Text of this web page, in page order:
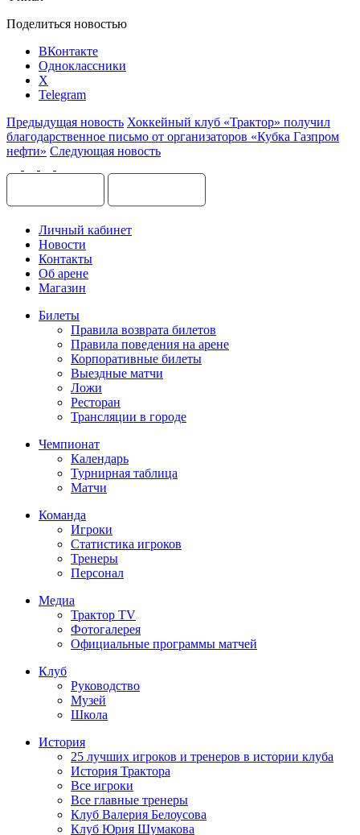
Поделиться новостью
ВКонтакте
Одноклассники
X
Telegram
Предыдущая новость Хоккейный клуб «Трактор» получил
благодарственное письмо от организаторов «Кубка Газпром
нефти» Следующая новость
Личный кабинет
Новости
Контакты
Об арене
Магазин
Билеты
Правила возврата билетов
Правила поведения на арене
Корпоративные билеты
Выездные матчи
Ложи
Ресторан
Трансляции в городе
Чемпионат
Календарь
Турнирная таблица
Матчи
Команда
Игроки
Статистика игроков
Тренеры
Персонал
Медиа
Трактор TV
Фотогалерея
Официальные программы матчей
Клуб
Руководство
Музей
Школа
История
25 лучших игроков и тренеров в истории клуба
История Трактора
Все игроки
Все главные тренеры
Клуб Валерия Белоусова
Клуб Юрия Шумакова